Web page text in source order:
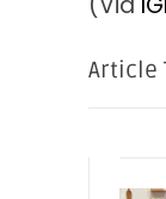
Article